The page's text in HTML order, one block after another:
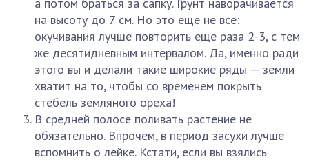
на высоту до 7 см. Но это еще не все:
окучивания лучше повторить еще раза 2-3, с тем
же десятидневным интервалом. Да, именно ради
этого вы и делали такие широкие ряды — земли
хватит на то, чтобы со временем покрыть
стебель земляного ореха!
В средней полосе поливать растение не
обязательно. Впрочем, в период засухи лучше
вспомнить о лейке. Кстати, если вы взялись